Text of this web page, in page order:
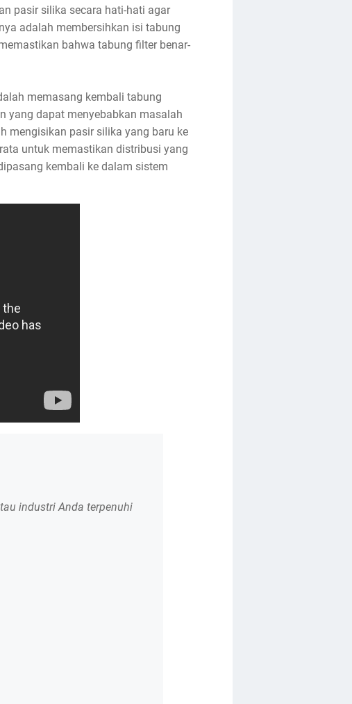
pasir silika secara hati-hati agar
adalah membersihkan isi tabung
bahwa tabung filter benar-
memasang kembali tabung
yang dapat menyebabkan masalah
mengisikan pasir silika yang baru ke
untuk memastikan distribusi yang
kembali ke dalam sistem
industri Anda terpenuhi